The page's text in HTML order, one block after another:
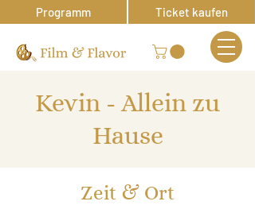
Programm Ticket kaufen
Kevin - Allein zu
Hause
Zeit & Ort